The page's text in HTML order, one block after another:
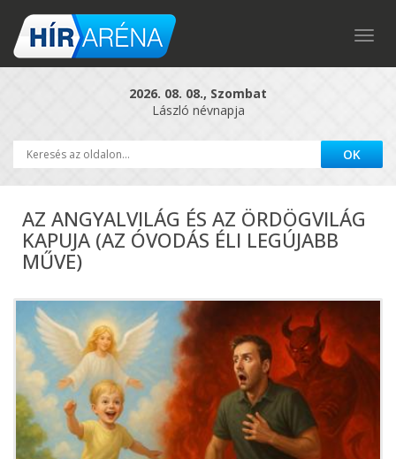
2026. 08. 08., Szombat
László névnapja
AZ ANGYALVILÁG ÉS AZ ÖRDÖGVILÁG
KAPUJA (AZ ÓVODÁS ÉLI LEGÚJABB
MŰVE)